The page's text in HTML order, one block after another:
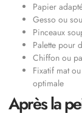
Papier
Gesso ou
Pinceaux
Palette pour
Chiffon ou
Fixatif mat
optimale
Après la